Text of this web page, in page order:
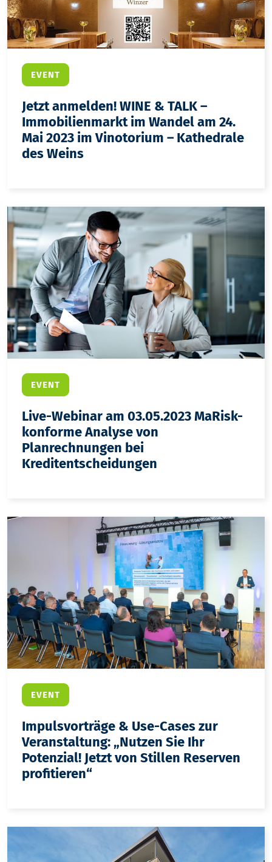
EVENT
Jetzt anmelden! WINE & TALK –
Immobilienmarkt im Wandel am 24.
Mai 2023 im Vinotorium – Kathedrale
des Weins
EVENT
Live-Webinar am 03.05.2023 MaRisk-
konforme Analyse von
Planrechnungen bei
Kreditentscheidungen
EVENT
Impulsvorträge & Use-Cases zur
Veranstaltung: „Nutzen Sie Ihr
Potenzial! Jetzt von Stillen Reserven
profitieren“